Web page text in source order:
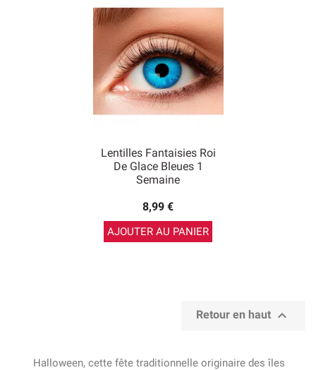
Lentilles Fantaisies Roi
De Glace Bleues 1
Semaine
8,99 €
AJOUTER AU PANIER
Retour en haut 
Halloween, cette fête traditionnelle originaire des îles